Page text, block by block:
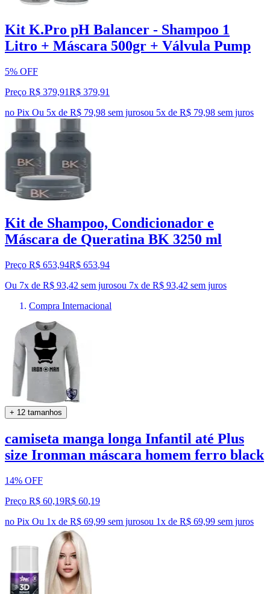
Kit K.Pro pH Balancer - Shampoo 1
Litro + Máscara 500gr + Válvula Pump
5% OFF
Preço R$ 379,91R$ 379,91
no Pix Ou 5x de R$ 79,98 sem jurosou 5x de R$ 79,98 sem juros
Kit de Shampoo, Condicionador e
Máscara de Queratina BK 3250 ml
Preço R$ 653,94R$ 653,94
Ou 7x de R$ 93,42 sem jurosou 7x de R$ 93,42 sem juros
Compra Internacional
+ 12 tamanhos
camiseta manga longa Infantil até Plus
size Ironman máscara homem ferro black
14% OFF
Preço R$ 60,19R$ 60,19
no Pix Ou 1x de R$ 69,99 sem jurosou 1x de R$ 69,99 sem juros